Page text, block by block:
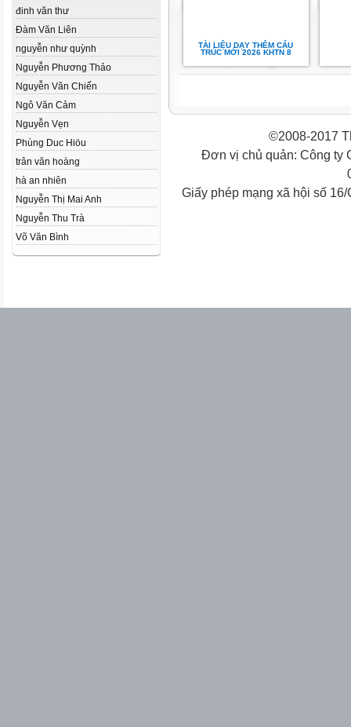
đinh văn thư
Đàm Văn Liên
nguyễn như quỳnh
Nguyễn Phương Thảo
Nguyễn Văn Chiến
Ngô Văn Cảm
Nguyễn Vẹn
Phùng Duc Hiöu
trân văn hoàng
hà an nhiên
Nguyễn Thị Mai Anh
Nguyễn Thu Trà
Võ Văn Bình
TÀI LIỆU DẠY THÊM CẤU
TRÚC MỚI 2026 KHTN 8
©2008-2017
Đơn vị chủ quản: Công ty
Giấy phép mạng xã hội số